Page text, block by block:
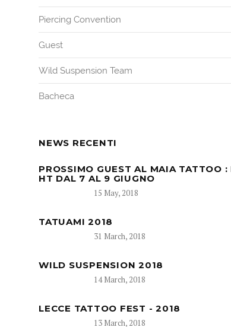
Piercing Convention
Guest
Wild Suspension Team
Bacheca
NEWS RECENTI
PROSSIMO GUEST AL MAIA TATTOO :
HT DAL 7 AL 9 GIUGNO
15 May, 2018
TATUAMI 2018
31 March, 2018
WILD SUSPENSION 2018
14 March, 2018
LECCE TATTOO FEST - 2018
13 March, 2018